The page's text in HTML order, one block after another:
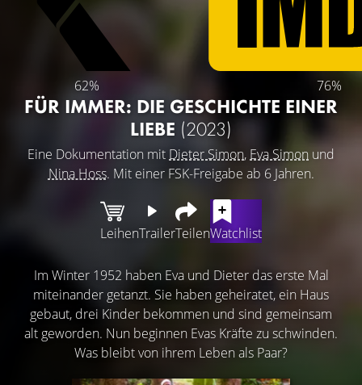
62% 76%
FÜR IMMER: DIE GESCHICHTE EINER
LIEBE (2023)
Eine Dokumentation mit Dieter Simon, Eva Simon und
Nina Hoss. Mit einer FSK-Freigabe ab 6 Jahren.
LeihenTrailerTeilenWatchlist
Im Winter 1952 haben Eva und Dieter das erste Mal
miteinander getanzt. Sie haben geheiratet, ein Haus
gebaut, drei Kinder bekommen und sind gemeinsam
alt geworden. Nun beginnen Evas Kräfte zu schwinden.
Was bleibt von ihrem Leben als Paar?